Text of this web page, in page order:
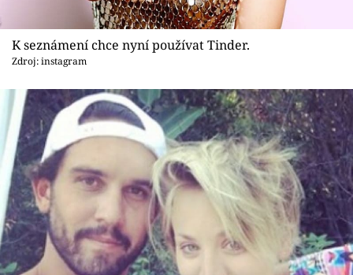
K seznámení chce nyní používat Tinder.
Zdroj: instagram